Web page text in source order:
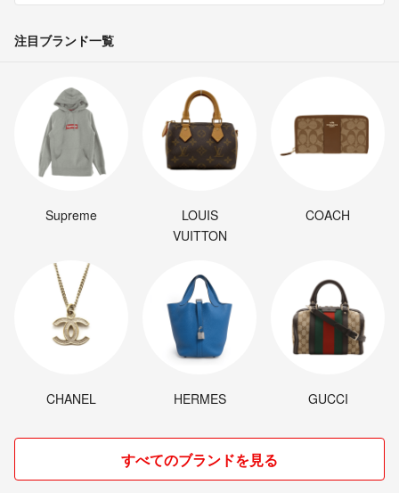
注目ブランド一覧
Supreme
LOUIS
VUITTON
COACH
CHANEL HERMES GUCCI
すべてのブランドを見る